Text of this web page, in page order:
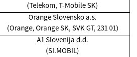
(Telekom, T-Mobile SK)
Orange Slovensko a.s.
(Orange, Orange SK, SVK GT, 231 01)
A1 Slovenija d.d.
(SI.MOBIL)